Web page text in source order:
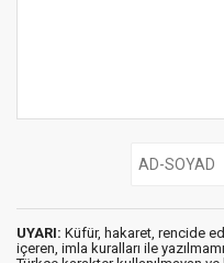
UYARI: Küfür, hakaret, rencide
içeren, imla kuralları ile